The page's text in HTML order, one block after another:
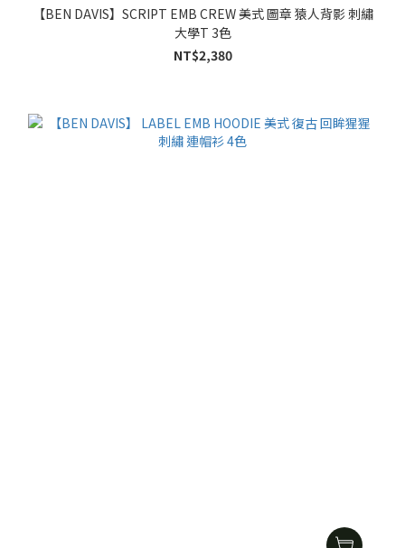
【BEN DAVIS】SCRIPT EMB CREW 美式 圖章 猿人背影 刺繡
大學T 3色
NT$2,380